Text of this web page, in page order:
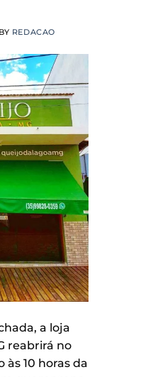
BY REDACAO
a loja
reabrirá no
às 10 horas da